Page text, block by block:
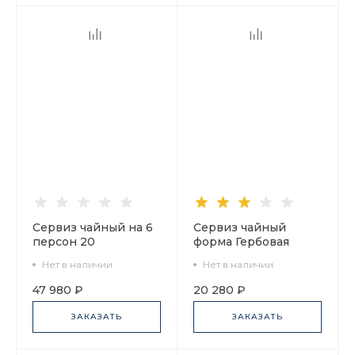
Сервиз чайный на 6
персон 20
Гербовая, рисунок
Великая Русь, арт.
81.31998.00.1
Нет в наличии
47 980 ₽
ЗАКАЗАТЬ
Сервиз чайный
форма Гербовая
персон 14
предметов арт.
81.32001.00.1
Нет в наличии
20 280 ₽
ЗАКАЗАТЬ